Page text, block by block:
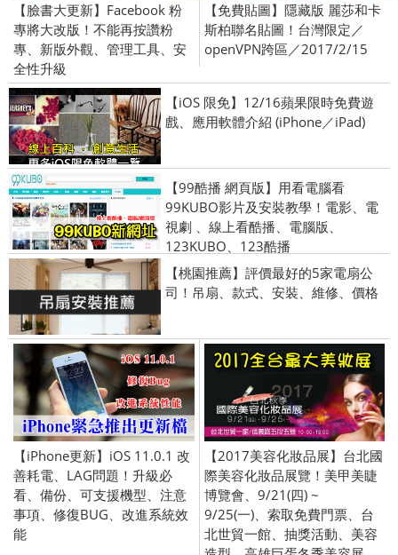
【臉書大更新】Facebook 粉
專將大改版！不能再按讚粉
專、新版外觀、管理工具、安
全性升級
【免費貼圖】隱藏版 麗莎和卡
斯柏聯名貼圖！台灣限定／
openVPN跨區／2017/2/15
【iOS 限免】12/16蘋果限時免費遊
戲、應用軟體介紹 (iPhone／iPad)
【99酷播 網頁版】用看電腦看
99KUBO影片及安裝教學！電影、電
視劇 、線上看酷播、電腦版、
123KUBO、123酷播
【桃園推薦】評價最好的5家電扇公
司！吊扇、款式、安裝、維修、價格
【iPhone更新】iOS 11.0.1 改
善耗電、LAG問題！升級必
看、備份、可支援機型、注意
事項、修復BUG、改進系統效
能
【2017美容化妝品展】台北國
際美容化妝品展覽！美甲美睫
博覽會、9/21(四) ~
9/25(一)、索取免費門票、台
北世貿一館、抽獎活動、美容